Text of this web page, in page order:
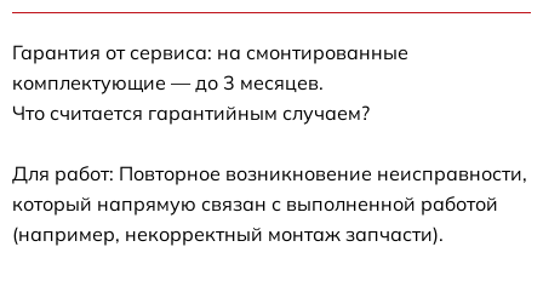
Гарантия от сервиса: на смонтированные
комплектующие — до 3 месяцев.
Что считается гарантийным случаем?
Для работ: Повторное возникновение неисправности,
который напрямую связан с выполненной работой
(например, некорректный монтаж запчасти).